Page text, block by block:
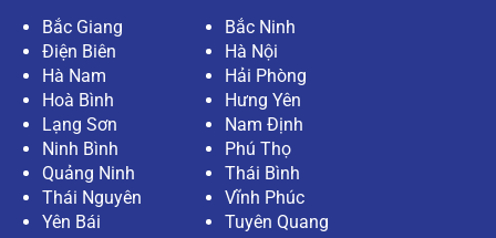
viện, tuy nhiên khi có kết quả, tôi thấy kết quả có
điều bất thường? Tôi…
XEM THÊM
Xét nghiệm Pap là gì?
Thưa bác sĩ, em thường nghe về khái niệm xét
nghiệm Pap nhưng chưa rõ nó có vai trò gì ạ?
Nếu một người có kết quả xét nghiệm PAP là bất
thường thì có nghĩa…
XEM THÊM
Bắc Giang
Bắc Ninh
Điện Biên
Hà Nội
Hà Nam
Hải Phòng
Hoà Bình
Hưng Yên
Lạng Sơn
Nam Định
Ninh Bình
Phú Thọ
Quảng Ninh
Thái Bình
Thái Nguyên
Vĩnh Phúc
Yên Bái
Tuyên Quang